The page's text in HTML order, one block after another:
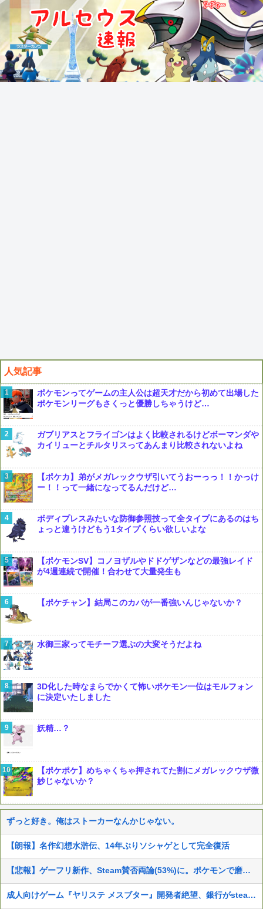
人気記事
ポケモンってゲームの主人公は超天才だから初めて出場した
ポケモンリーグもさくっと優勝しちゃうけど…
ガブリアスとフライゴンはよく比較されるけどボーマンダや
カイリューとチルタリスってあんまり比較されないよね
【ポケカ】弟がメガレックウザ引いてうおーっっ！！かっけ
ー！！って一緒になってるんだけど…
ボディプレスみたいな防御参照技って全タイプにあるのはち
ょっと違うけどもう1タイプくらい欲しいよな
【ポケモンSV】コノヨザルやドドゲザンなどの最強レイド
が4週連続で開催！合わせて大量発生も
【ポケチャン】結局このカバが一番強いんじゃないか？
水御三家ってモチーフ選ぶの大変そうだよね
3D化した時なまらでかくて怖いポケモン一位はモルフォン
に決定いたしました
妖精…？
【ポケポケ】めちゃくちゃ押されてた割にメガレックウザ微
妙じゃないか？
ずっと好き。俺はストーカーなんかじゃない。
【朗報】名作幻想水滸伝、14年ぶりソシャゲとして完全復活
【悲報】ゲーフリ新作、Steam賛否両論(53%)に。ポケモンで磨いた技術力…
成人向けゲーム『ヤリステ メスブター』開発者絶望、銀行がsteamからの入金を拒否→金が入ってなくても売上金額分の納税義務あり